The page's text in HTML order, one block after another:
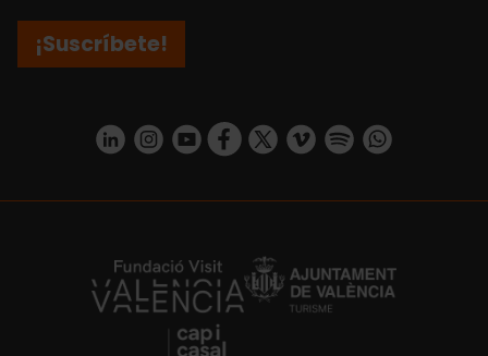
¡Suscríbete!
https://www.linkedin.com/company/turismo-valencia/mycompany/
https://www.instagram.com/visit_valencia/
https://www.youtube.com/user/
https://www.facebook.com/
https://twitter.com/
https://vimeo.com/
https://https://api.whatsapp.com/
https://fundacion.visitvalencia.com/